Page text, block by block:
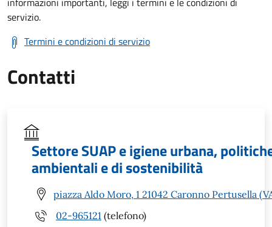
servizio.
Termini e condizioni di servizio
Contatti
Settore SUAP e igiene urbana,
ambientali e di sostenibilità
piazza Aldo Moro, 1 21042 Caronno Pertusella
02-965121 (telefono)